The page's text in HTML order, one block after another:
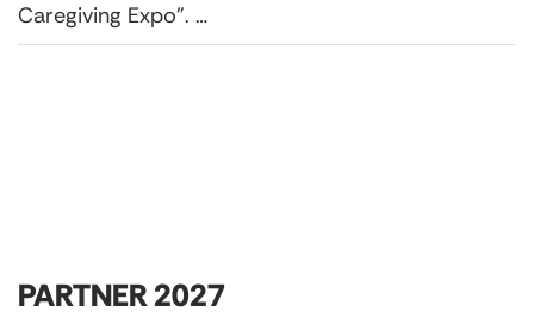
Caregiving Expo”. …
PARTNER 2027